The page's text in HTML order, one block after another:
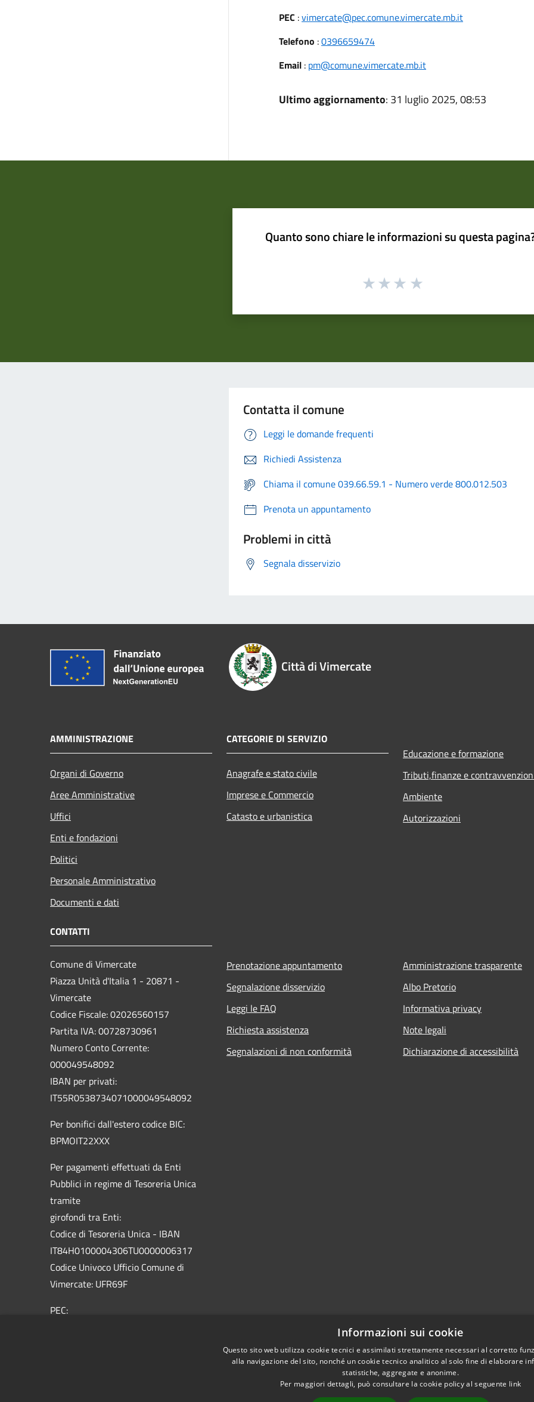
PEC :vimercate@pec.comune.vimercate.mb.it
Telefono :0396659474
Email: pm@comune.vimercate.mb.it
Ultimo aggiornamento: 31 luglio 2025, 08:53
Quanto sono chiare le informazioni su questa
Contatta il comune
Leggi le domande frequenti
Richiedi Assistenza
Chiama il comune 039.66.59.1 - Numero verde 800.012.503
Prenota un appuntamento
Problemi in città
Segnala disservizio
Città di Vimercate
AMMINISTRAZIONE
Organi di Governo
Aree Amministrative
Uffici
Enti e fondazioni
Politici
Personale Amministrativo
Documenti e dati
CATEGORIE DI SERVIZIO
Anagrafe e stato civile
Imprese e Commercio
Catasto e urbanistica
Educazione e formazione
Tributi,finanze e
Ambiente
Autorizzazioni
CONTATTI
Comune di Vimercate
Piazza Unità d'Italia 1 - 20871 -
Vimercate
Codice Fiscale: 02026560157
Partita IVA: 00728730961
Numero Conto Corrente:
000049548092
IBAN per privati:
IT55R0538734071000049548092
Per bonifici dall'estero codice BIC:
BPMOIT22XXX
Per pagamenti effettuati da Enti
Pubblici in regime di Tesoreria Unica
tramite
girofondi tra Enti:
Codice di Tesoreria Unica - IBAN
IT84H0100004306TU0000006317
Codice Univoco Ufficio Comune di
Vimercate: UFR69F
PEC:
Prenotazione appuntamento
Segnalazione disservizio
Leggi le FAQ
Richiesta assistenza
Segnalazioni di non conformità
Amministrazione trasparente
Albo Pretorio
Informativa privacy
Note legali
Dichiarazione di accessibilità
Informazioni sui cookie
Questo sito web utilizza cookie tecnici e assimilati strettamente necessari al corretto
alla navigazione del sito, nonché un cookie tecnico analitico al solo fine di elaborare
statistiche, aggregate e anonime.
Per maggiori dettagli, può consultare la cookie policy al seguente link